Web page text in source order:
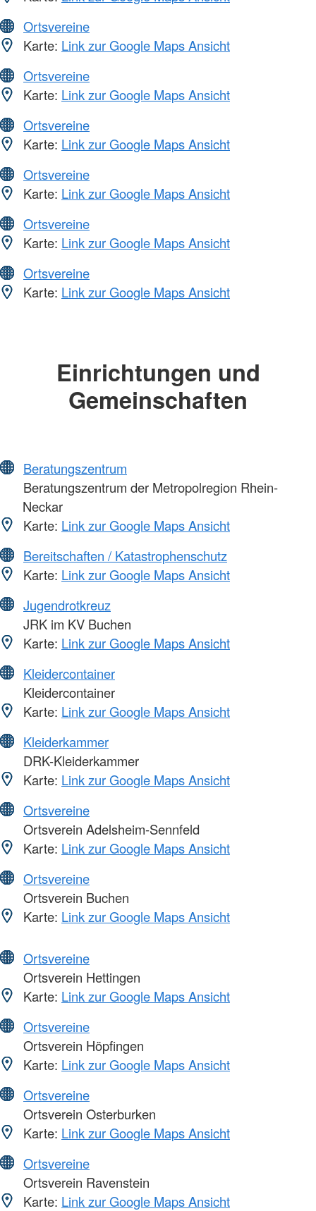
Ortsvereine
Karte: Link zur Google Maps Ansicht
Ortsvereine
Karte: Link zur Google Maps Ansicht
Ortsvereine
Karte: Link zur Google Maps Ansicht
Ortsvereine
Karte: Link zur Google Maps Ansicht
Ortsvereine
Karte: Link zur Google Maps Ansicht
Ortsvereine
Karte: Link zur Google Maps Ansicht
Einrichtungen und
Gemeinschaften
Beratungszentrum
Beratungszentrum der Metropolregion Rhein-
Neckar
Karte: Link zur Google Maps Ansicht
Bereitschaften / Katastrophenschutz
Karte: Link zur Google Maps Ansicht
Jugendrotkreuz
JRK im KV Buchen
Karte: Link zur Google Maps Ansicht
Kleidercontainer
Kleidercontainer
Karte: Link zur Google Maps Ansicht
Kleiderkammer
DRK-Kleiderkammer
Karte: Link zur Google Maps Ansicht
Ortsvereine
Ortsverein Adelsheim-Sennfeld
Karte: Link zur Google Maps Ansicht
Ortsvereine
Ortsverein Buchen
Karte: Link zur Google Maps Ansicht
Ortsvereine
Ortsverein Hettingen
Karte: Link zur Google Maps Ansicht
Ortsvereine
Ortsverein Höpfingen
Karte: Link zur Google Maps Ansicht
Ortsvereine
Ortsverein Osterburken
Karte: Link zur Google Maps Ansicht
Ortsvereine
Ortsverein Ravenstein
Karte: Link zur Google Maps Ansicht